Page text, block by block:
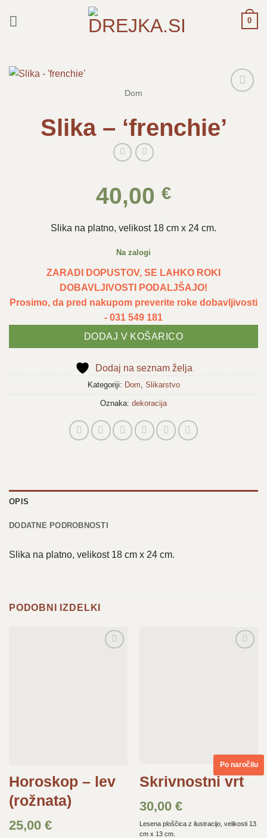
0
seznam
Dom
Slika – ‘frenchie’
40,00 €
Slika na platno, velikost 18 cm x 24 cm.
Na zalogi
ZARADI DOPUSTOV, SE LAHKO ROKI
DOBAVLJIVOSTI PODALJŠAJO!
Prosimo, da pred nakupom preverite roke dobavljivosti
- 031 549 181
DODAJ V KOŠARICO
Dodaj na seznam želja
Kategoriji: Dom, Slikarstvo
Oznaka: dekoracija
OPIS
DODATNE PODROBNOSTI
Slika na platno, velikost 18 cm x 24 cm.
PODOBNI IZDELKI
Horoskop – lev
(rožnata)
25,00 €
Po naročilu
Skrivnostni vrt
30,00 €
Lesena ploščica z ilustracijo, velikosti 13
cm x 13 cm.